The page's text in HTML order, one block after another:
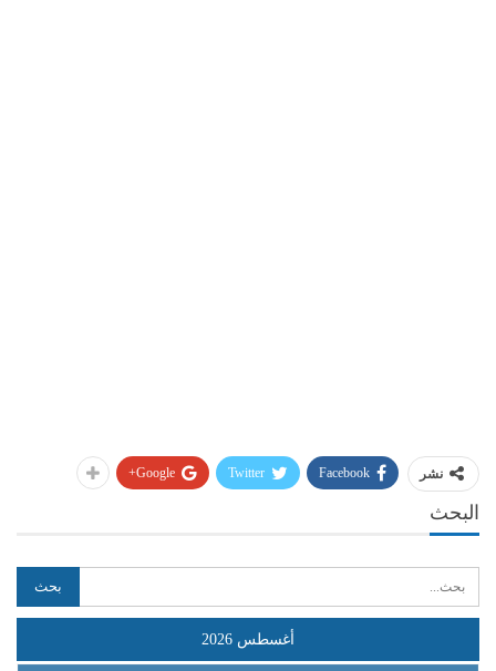
نشر Facebook
Twitter
Google+
البحث
أغسطس 2026